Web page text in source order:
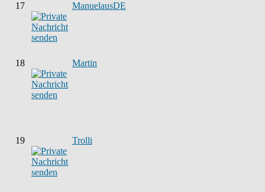
17 ManuelausDE
18 Martin
19 Trolli